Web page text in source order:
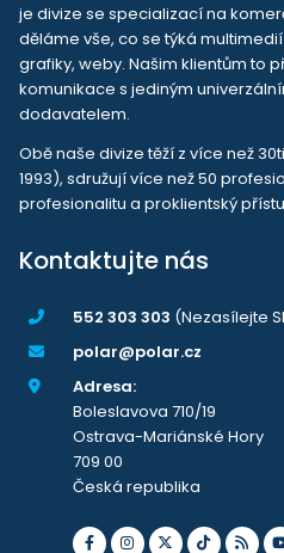
je divize se specializací na
děláme vše, co se týká
grafiky, weby. Našim klientům to
komunikace s jediným
dodavatelem.
Obě naše divize těží z více než
1993), sdružují více než 50
profesionalitu a proklientský
Kontaktujte nás
552 303 303 (Nezasílejte
polar@polar.cz
Adresa:
Boleslavova 710/19
Ostrava-Mariánské Hory
709 00
Česká republika